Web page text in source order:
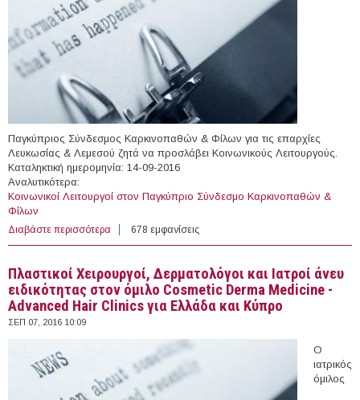
Παγκύπριος Σύνδεσμος Καρκινοπαθών & Φίλων για τις επαρχίες
Λευκωσίας & Λεμεσού ζητά να προσλάβει Κοινωνικούς Λειτουργούς.
Καταληκτική ημερομηνία: 14-09-2016
Αναλυτικότερα:
Koινωνικοί Λειτουργοί στον Παγκύπριο Σύνδεσμο Καρκινοπαθών &
Φίλων
Διαβάστε περισσότερα για Koινωνικοί Λειτουργοί στον Παγκύπριο Σύνδεσμο
Καρκινοπαθών & Φίλων
678 εμφανίσεις
Πλαστικοί Χειρουργοί, Δερματολόγοι και Ιατροί άνευ
ειδικότητας στον όμιλο Cosmetic Derma Medicine -
Αdvanced Hair Clinics για Ελλάδα και Κύπρο
ΣΕΠ 07, 2016 10:09
Ο
ιατρικός
όμιλος